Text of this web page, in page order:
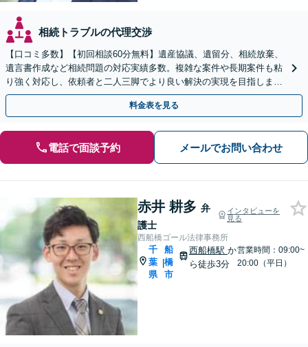
相続トラブルの代理交渉
【口コミ多数】【初回相談60分無料】遺産協議、遺留分、相続放棄、
遺言書作成など相続問題の対応実績多数。複雑な案件や長期案件も粘
り強く対応し、依頼者と二人三脚でより良い解決の実現を目指します
【夜間相談可】【船橋駅7分】
料金表を見る
電話で面談予約 メールでお問い合わせ
赤井 耕多 弁
護士
インタビューを
見る
西船橋ゴール法律事務所
千
葉
県
|
船
橋
市
西船橋駅 か
ら徒歩3分
営業時間：09:00~
20:00（平日）